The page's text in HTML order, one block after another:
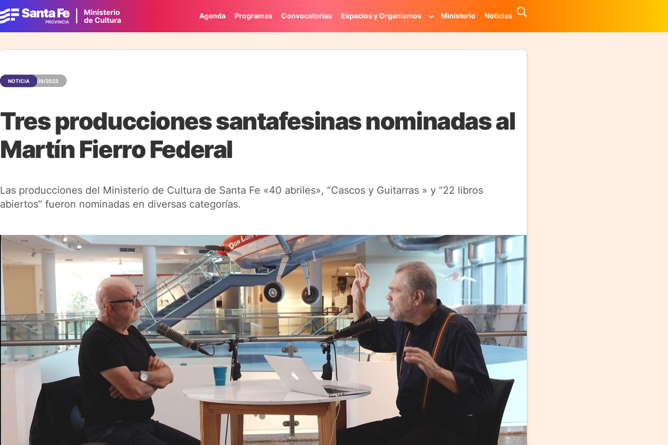
Agenda Programas Convocatorias Espacios y Organismos Ministerio Noticias
NOTICIA 12/09/2023
Tres producciones santafesinas nominadas al
Martín Fierro Federal
Las producciones del Ministerio de Cultura de Santa Fe «40 abriles», “Cascos y Guitarras » y “22 libros
abiertos” fueron nominadas en diversas categorías.